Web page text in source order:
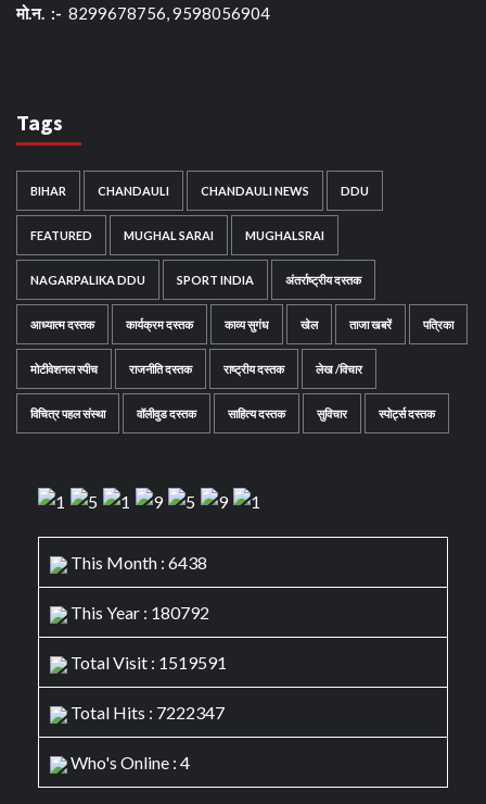
मो.न. :- 8299678756, 9598056904
Tags
BIHAR CHANDAULI CHANDAULI NEWS DDU
FEATURED MUGHAL SARAI MUGHALSRAI
NAGARPALIKA DDU SPORT INDIA अंतर्राष्ट्रीय दस्तक
आध्यात्म दस्तक कार्यक्रम दस्तक काव्य सुगंध खेल ताजा खबरें पत्रिका
मोटीवेशनल स्पीच राजनीति दस्तक राष्ट्रीय दस्तक लेख /विचार
विचित्र पहल संस्था वॉलीवुड दस्तक साहित्य दस्तक सुविचार स्पोर्ट्स दस्तक
This Month : 6438
This Year : 180792
Total Visit : 1519591
Total Hits : 7222347
Who's Online : 4